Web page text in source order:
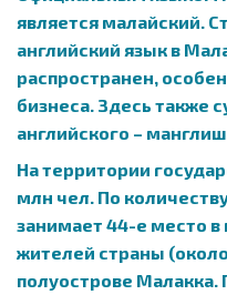
является малайский.
английский язык в
распространен,
бизнеса. Здесь также
английского –
На территории
млн чел. По
занимает 44-е место в
жителей страны
полуострове Малакка.